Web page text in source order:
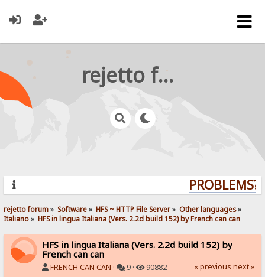
rejetto forum
PROBLEMS?
rejetto forum» Software» HFS ~ HTTP File Server» Other languages»
Italiano» HFS in lingua Italiana (Vers. 2.2d build 152) by French can can
HFS in lingua Italiana (Vers. 2.2d build 152) by
French can can
FRENCH CAN CAN · 9 · 90882 « previous next »